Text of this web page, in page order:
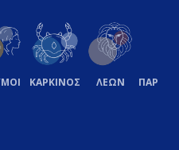
ΚΑΡΚΙΝΟΣ ΛΕΩΝ